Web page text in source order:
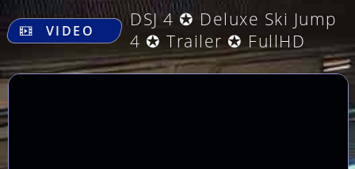
.
VIDEO
DSJ 4 ✪ Deluxe Ski Jump
4 ✪ Trailer ✪ FullHD